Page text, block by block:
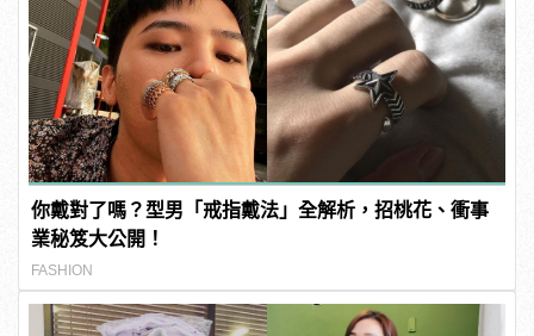
你戴對了嗎？型男「戒指戴法」全解析，招桃花、衝事
業秘笈大公開！
FASHION